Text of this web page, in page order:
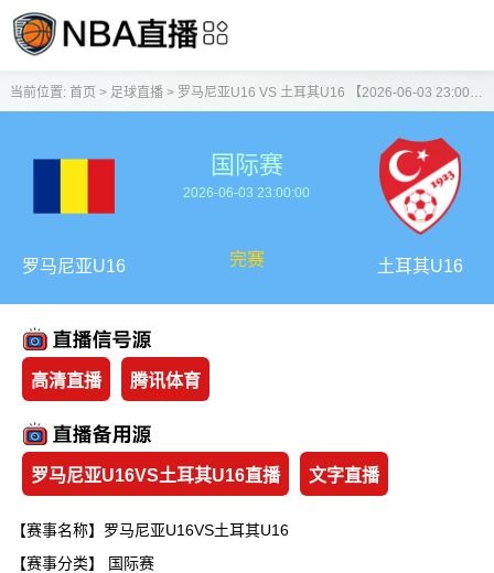
当前位置: 首页 > 足球直播> 罗马尼亚U16 VS 土耳其U16 【2026-06-03 23:00:00】
罗马尼亚U16
国际赛
2026-06-03 23:00:00
完赛 土耳其U16
高清直播 腾讯体育
罗马尼亚U16VS土耳其U16直播 文字直播
【赛事名称】罗马尼亚U16VS土耳其U16
【赛事分类】
国际赛